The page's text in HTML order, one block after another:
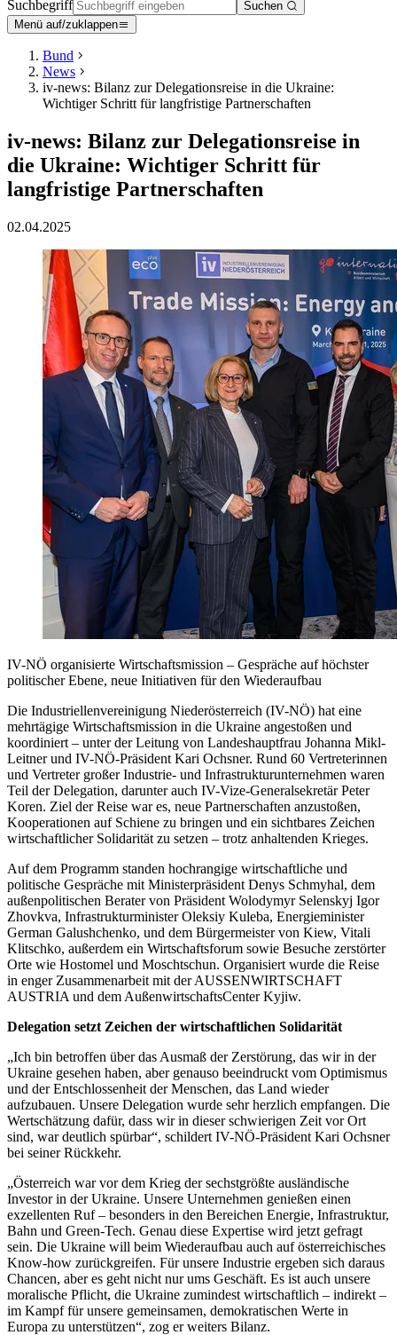
Suchbegriff
Suchen
Menü auf/zuklappen
Bund
News
iv-news: Bilanz zur Delegationsreise in die Ukraine:
Wichtiger Schritt für langfristige Partnerschaften
iv-news: Bilanz zur Delegationsreise in
die Ukraine: Wichtiger Schritt für
langfristige Partnerschaften
02.04.2025
IV-NÖ organisierte Wirtschaftsmission – Gespräche auf höchster
politischer Ebene, neue Initiativen für den Wiederaufbau
Die Industriellenvereinigung Niederösterreich (IV-NÖ) hat eine
mehrtägige Wirtschaftsmission in die Ukraine angestoßen und
koordiniert – unter der Leitung von Landeshauptfrau Johanna Mikl-
Leitner und IV-NÖ-Präsident Kari Ochsner. Rund 60 Vertreterinnen
und Vertreter großer Industrie- und Infrastrukturunternehmen waren
Teil der Delegation, darunter auch IV-Vize-Generalsekretär Peter
Koren. Ziel der Reise war es, neue Partnerschaften anzustoßen,
Kooperationen auf Schiene zu bringen und ein sichtbares Zeichen
wirtschaftlicher Solidarität zu setzen – trotz anhaltenden Krieges.
Auf dem Programm standen hochrangige wirtschaftliche und
politische Gespräche mit Ministerpräsident Denys Schmyhal, dem
außenpolitischen Berater von Präsident Wolodymyr Selenskyj Igor
Zhovkva, Infrastrukturminister Oleksiy Kuleba, Energieminister
German Galushchenko, und dem Bürgermeister von Kiew, Vitali
Klitschko, außerdem ein Wirtschaftsforum sowie Besuche zerstörter
Orte wie Hostomel und Moschtschun. Organisiert wurde die Reise
in enger Zusammenarbeit mit der AUSSENWIRTSCHAFT
AUSTRIA und dem AußenwirtschaftsCenter Kyjiw.
Delegation setzt Zeichen der wirtschaftlichen Solidarität
„Ich bin betroffen über das Ausmaß der Zerstörung, das wir in der
Ukraine gesehen haben, aber genauso beeindruckt vom Optimismus
und der Entschlossenheit der Menschen, das Land wieder
aufzubauen. Unsere Delegation wurde sehr herzlich empfangen. Die
Wertschätzung dafür, dass wir in dieser schwierigen Zeit vor Ort
sind, war deutlich spürbar“, schildert IV-NÖ-Präsident Kari Ochsner
bei seiner Rückkehr.
„Österreich war vor dem Krieg der sechstgrößte ausländische
Investor in der Ukraine. Unsere Unternehmen genießen einen
exzellenten Ruf – besonders in den Bereichen Energie, Infrastruktur,
Bahn und Green-Tech. Genau diese Expertise wird jetzt gefragt
sein. Die Ukraine will beim Wiederaufbau auch auf österreichisches
Know-how zurückgreifen. Für unsere Industrie ergeben sich daraus
Chancen, aber es geht nicht nur ums Geschäft. Es ist auch unsere
moralische Pflicht, die Ukraine zumindest wirtschaftlich – indirekt –
im Kampf für unsere gemeinsamen, demokratischen Werte in
Europa zu unterstützen“, zog er weiters Bilanz.